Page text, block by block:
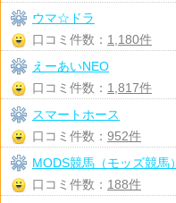
ウマ☆ドラ
口コミ件数： 1,180件
えーあいNEO
口コミ件数： 1,817件
スマートホース
口コミ件数： 952件
MODS競馬（モッズ競馬）
口コミ件数： 188件